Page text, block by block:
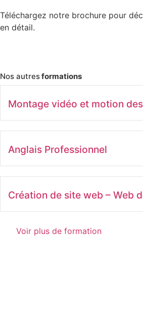
Téléchargez notre brochure pour
en détail.
Nos autresformations
Montage vidéo et motion
Anglais Professionnel
Création de site web – Web
Voir plus de formation